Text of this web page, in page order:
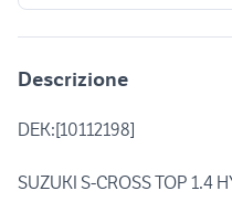
Descrizione
DEK:[10112198]
SUZUKI S-CROSS TOP 1.4